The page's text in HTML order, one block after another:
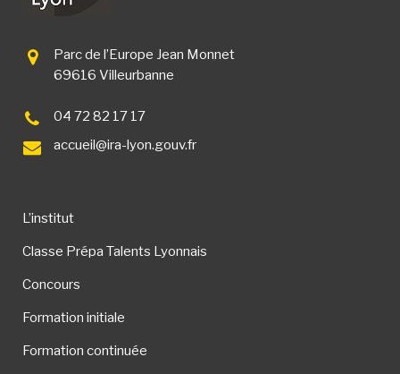
Parc de l’Europe Jean Monnet
69616 Villeurbanne
04 72 82 17 17
accueil@ira-lyon.gouv.fr
L’institut
Classe Prépa Talents Lyonnais
Concours
Formation initiale
Formation continuée